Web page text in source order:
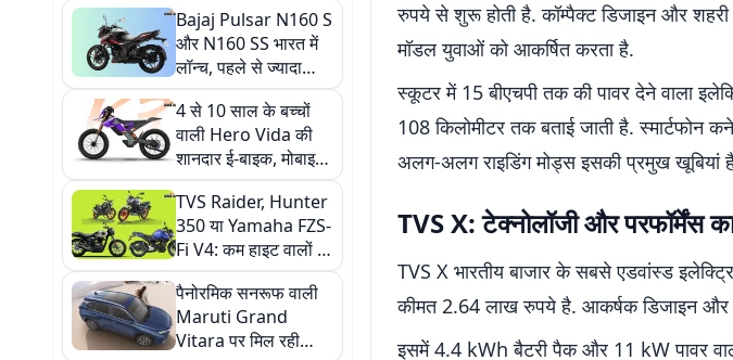
Bajaj Pulsar N160 S
और N160 SS भारत में
लॉन्च, पहले से ज्यादा
पावर और स्मार्ट फीचर्स से
लैस
4 से 10 साल के बच्चों
वाली Hero Vida की
शानदार ई-बाइक, मोबाइल
से होता है स्पीड मैनेज
TVS Raider, Hunter
350 या Yamaha FZS-
Fi V4: कम हाइट वालों के
लिए तीनों में से कौन है
सबसे बेस्ट ऑप्शन?
पैनोरमिक सनरूफ वाली
Maruti Grand
Vitara पर मिल रही
रुपये से शुरू होती है. कॉम्पैक्ट डिजाइन और
मॉडल युवाओं को आकर्षित करता है.
स्कूटर में 15 बीएचपी तक की पावर देने वाला
108 किलोमीटर तक बताई जाती है. स्मार्टफोन
अलग-अलग राइडिंग मोड्स इसकी प्रमुख खूबियां
TVS X: टेक्नोलॉजी और परफॉर्मेंस
TVS X भारतीय बाजार के सबसे एडवांस्ड
कीमत 2.64 लाख रुपये है. आकर्षक डिजाइन और
इसमें 4.4 kWh बैटरी पैक और 11 kW पावर